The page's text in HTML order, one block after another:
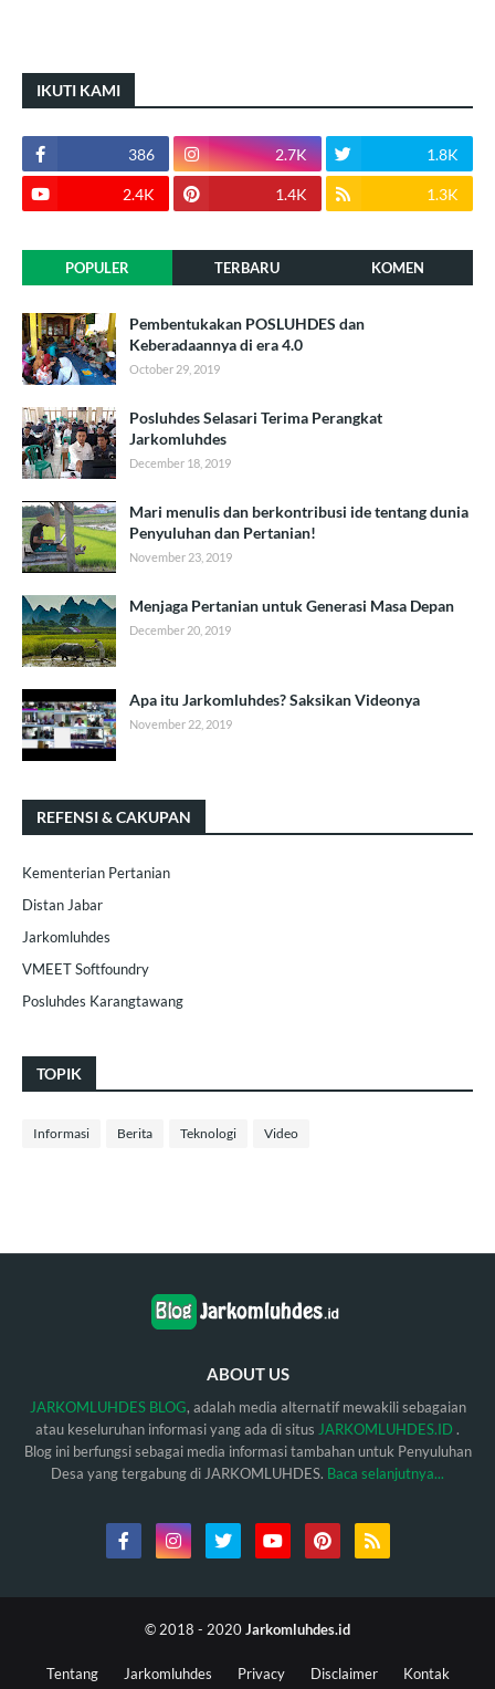
IKUTI KAMI
386 2.7K 1.8K
2.4K 1.4K 1.3K
POPULER TERBARU KOMEN
Pembentukakan POSLUHDES dan
Keberadaannya di era 4.0
October 29, 2019
Posluhdes Selasari Terima Perangkat
Jarkomluhdes
December 18, 2019
Mari menulis dan berkontribusi ide tentang dunia
Penyuluhan dan Pertanian!
November 23, 2019
Menjaga Pertanian untuk Generasi Masa Depan
December 20, 2019
Apa itu Jarkomluhdes? Saksikan Videonya
November 22, 2019
REFENSI & CAKUPAN
Kementerian Pertanian
Distan Jabar
Jarkomluhdes
VMEET Softfoundry
Posluhdes Karangtawang
TOPIK
Informasi Berita Teknologi Video
ABOUT US
JARKOMLUHDES BLOG, adalah media alternatif mewakili sebagaian
atau keseluruhan informasi yang ada di situs JARKOMLUHDES.ID .
Blog ini berfungsi sebagai media informasi tambahan untuk Penyuluhan
Desa yang tergabung di JARKOMLUHDES. Baca selanjutnya...
© 2018 - 2020Jarkomluhdes.id
Tentang Jarkomluhdes Privacy Disclaimer
Kontak